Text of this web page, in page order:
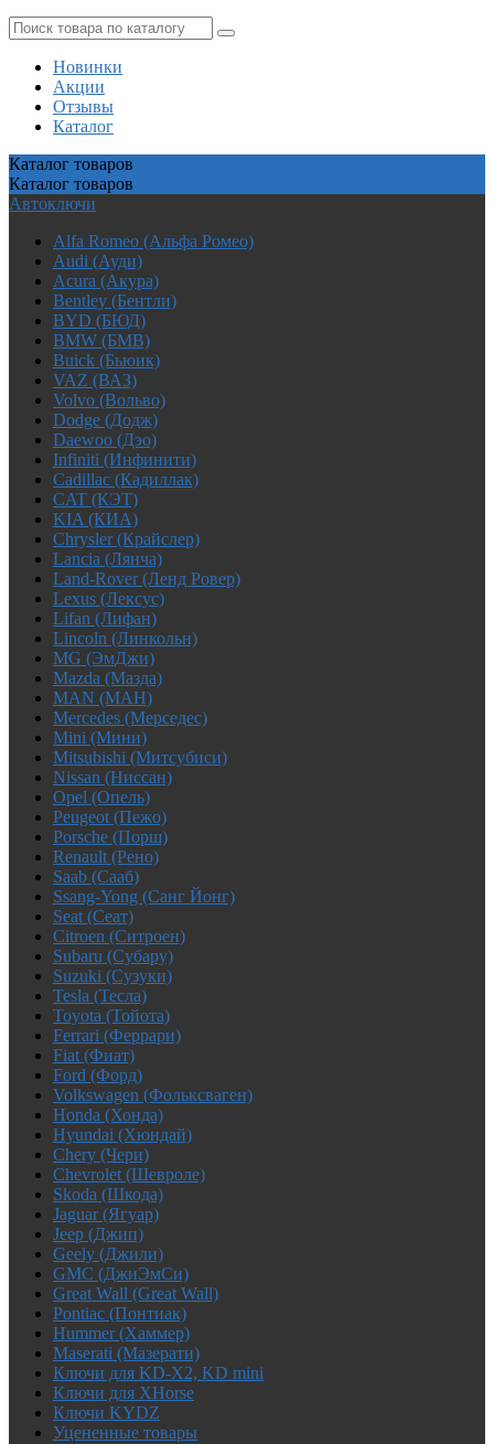
Новинки
Акции
Отзывы
Каталог
Каталог товаров
Каталог товаров
Автоключи
Alfa Romeo (Альфа Ромео)
Audi (Ауди)
Acura (Акура)
Bentley (Бентли)
BYD (БЮД)
BMW (БМВ)
Buick (Бьюик)
VAZ (ВАЗ)
Volvo (Вольво)
Dodge (Додж)
Daewoo (Дэо)
Infiniti (Инфинити)
Cadillac (Кадиллак)
CAT (КЭТ)
KIA (КИА)
Chrysler (Крайслер)
Lancia (Лянча)
Land-Rover (Ленд Ровер)
Lexus (Лексус)
Lifan (Лифан)
Lincoln (Линкольн)
MG (ЭмДжи)
Mazda (Мазда)
MAN (МАН)
Mercedes (Мерседес)
Mini (Мини)
Mitsubishi (Митсубиси)
Nissan (Ниссан)
Opel (Опель)
Peugeot (Пежо)
Porsche (Порш)
Renault (Рено)
Saab (Сааб)
Ssang-Yong (Санг Йонг)
Seat (Сеат)
Citroen (Ситроен)
Subaru (Субару)
Suzuki (Сузуки)
Tesla (Тесла)
Toyota (Тойота)
Ferrari (Феррари)
Fiat (Фиат)
Ford (Форд)
Volkswagen (Фольксваген)
Honda (Хонда)
Hyundai (Хюндай)
Chery (Чери)
Chevrolet (Шевроле)
Skoda (Шкода)
Jaguar (Ягуар)
Jeep (Джип)
Geely (Джили)
GMC (ДжиЭмСи)
Great Wall (Great Wall)
Pontiac (Понтиак)
Hummer (Хаммер)
Maserati (Мазерати)
Ключи для KD-X2, KD mini
Ключи для XHorse
Ключи KYDZ
Уцененные товары